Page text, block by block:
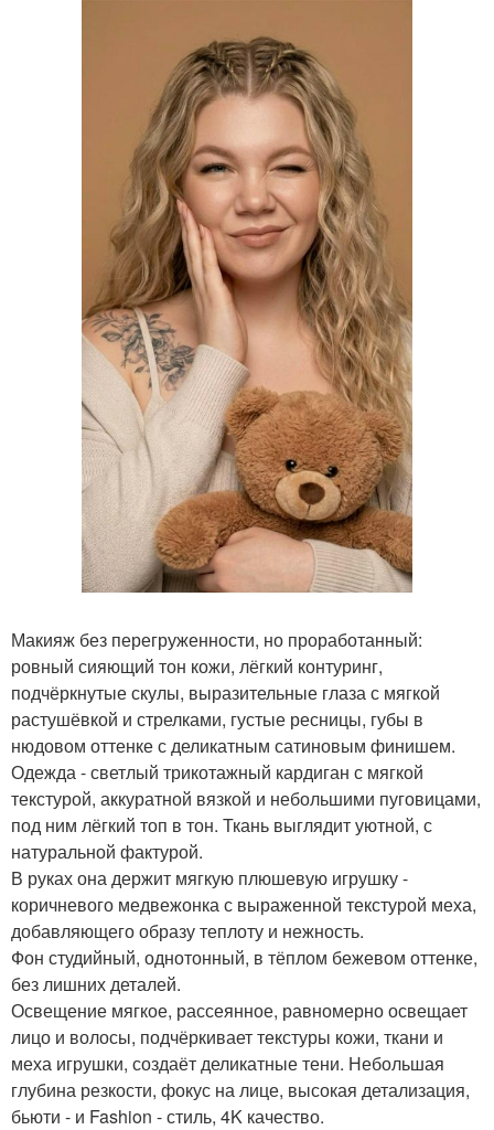
Макияж без перегруженности, но проработанный:
ровный сияющий тон кожи, лёгкий контуринг,
подчёркнутые скулы, выразительные глаза с мягкой
растушёвкой и стрелками, густые ресницы, губы в
нюдовом оттенке с деликатным сатиновым финишем.
Одежда - светлый трикотажный кардиган с мягкой
текстурой, аккуратной вязкой и небольшими пуговицами,
под ним лёгкий топ в тон. Ткань выглядит уютной, с
натуральной фактурой.
В руках она держит мягкую плюшевую игрушку -
коричневого медвежонка с выраженной текстурой меха,
добавляющего образу теплоту и нежность.
Фон студийный, однотонный, в тёплом бежевом оттенке,
без лишних деталей.
Освещение мягкое, рассеянное, равномерно освещает
лицо и волосы, подчёркивает текстуры кожи, ткани и
меха игрушки, создаёт деликатные тени. Небольшая
глубина резкости, фокус на лице, высокая детализация,
бьюти - и Fashion - стиль, 4K качество.